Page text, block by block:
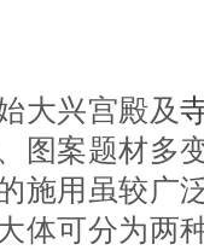
大兴宫殿及
图案题材多
施用虽较广
体可分为两